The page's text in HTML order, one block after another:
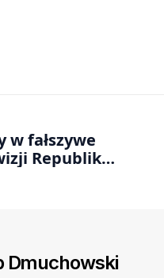
w fałszywe
Republika.
Dmuchowski